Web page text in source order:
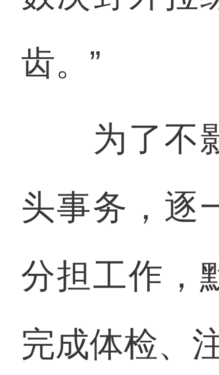
齿。”
为了不影
头事务，逐
分担工作，
完成体检、